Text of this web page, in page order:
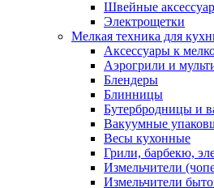
Швейные
Электрощетки
Мелкая техника для
Аксессуары к
Аэрогрили и
Блендеры
Блинницы
Бутербродницы и
Вакуумные
Весы кухонные
Грили, барбекю,
Измельчители
Измельчители